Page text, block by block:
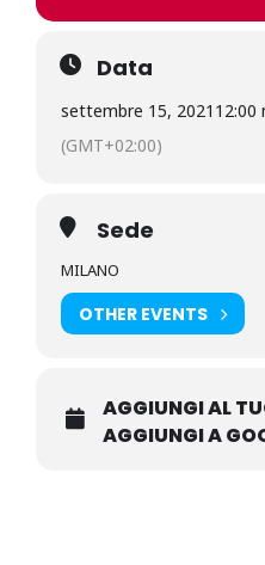
Data
settembre 15, 2021 12:00
(GMT+02:00)
Sede
MILANO
OTHER EVENTS
AGGIUNGI AL
AGGIUNGI A